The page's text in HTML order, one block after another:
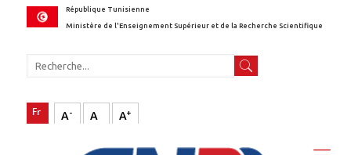
République Tunisienne
Ministère de l'Enseignement Supérieur et de la Recherche Scientifique
A- A A+